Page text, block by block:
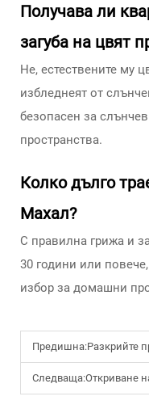
Получава ли
загуба на цвят
Не, естествените му
избледнеят от
безопасен за
пространства.
Колко дълго
Махал?
С правилна грижа и
30 години или
избор за домашни
Предишна:Разкрийте прекрасната
Следваща:Откриване на естествен